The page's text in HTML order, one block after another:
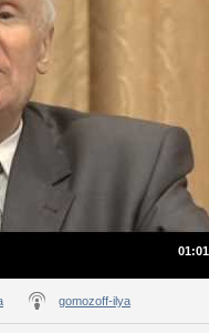
gomozoff-ilya